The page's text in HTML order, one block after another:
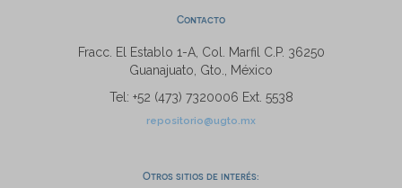
Contacto
Fracc. El Establo 1-A, Col. Marfil C.P. 36250
Guanajuato, Gto., México
Tel: +52 (473) 7320006 Ext. 5538
repositorio@ugto.mx
Otros sitios de interés: